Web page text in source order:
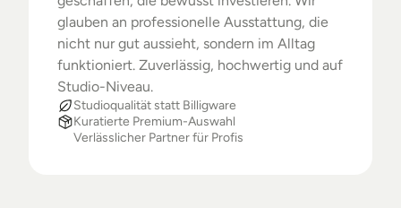
glauben an professionelle Ausstattung, die
nicht nur gut aussieht, sondern im Alltag
funktioniert. Zuverlässig, hochwertig und auf
Studio-Niveau.
Studioqualität statt Billigware
Kuratierte Premium-Auswahl
Verlässlicher Partner für Profis